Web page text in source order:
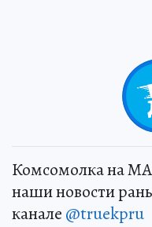
Комсомолка на
наши новости
канале @truekpru